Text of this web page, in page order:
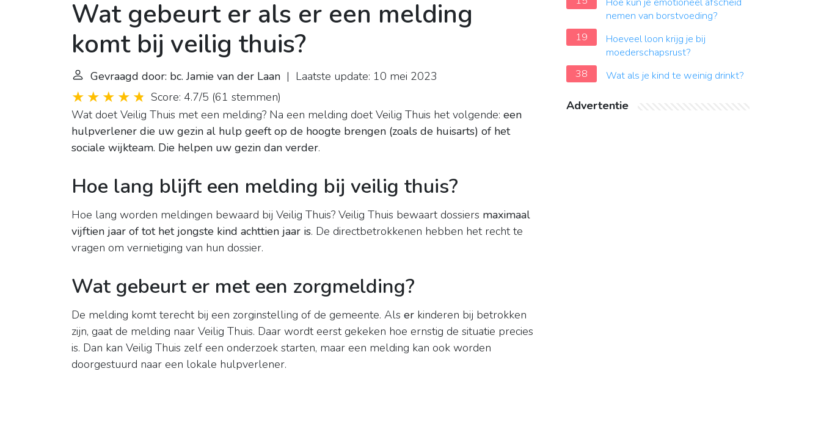
Wat gebeurt er als er een melding
komt bij veilig thuis?
Gevraagd door: bc. Jamie van der Laan | Laatste update: 10 mei 2023
Score: 4.7/5 (61 stemmen)
Wat doet Veilig Thuis met een melding? Na een melding doet Veilig Thuis het volgende: een
hulpverlener die uw gezin al hulp geeft op de hoogte brengen (zoals de huisarts) of het
sociale wijkteam. Die helpen uw gezin dan verder.
Hoe lang blijft een melding bij veilig thuis?
Hoe lang worden meldingen bewaard bij Veilig Thuis? Veilig Thuis bewaart dossiers maximaal
vijftien jaar of tot het jongste kind achttien jaar is. De directbetrokkenen hebben het recht te
vragen om vernietiging van hun dossier.
Wat gebeurt er met een zorgmelding?
De melding komt terecht bij een zorginstelling of de gemeente. Als er kinderen bij betrokken
zijn, gaat de melding naar Veilig Thuis. Daar wordt eerst gekeken hoe ernstig de situatie precies
is. Dan kan Veilig Thuis zelf een onderzoek starten, maar een melding kan ook worden
doorgestuurd naar een lokale hulpverlener.
nemen van borstvoeding?
19
Hoeveel loon krijg je bij
moederschapsrust?
38
Wat als je kind te weinig drinkt?
Advertentie